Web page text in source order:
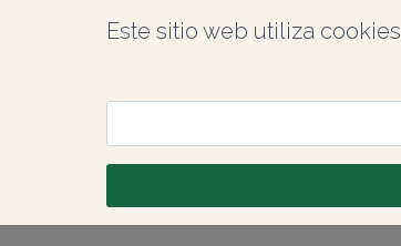
Este sitio web utiliza cookies